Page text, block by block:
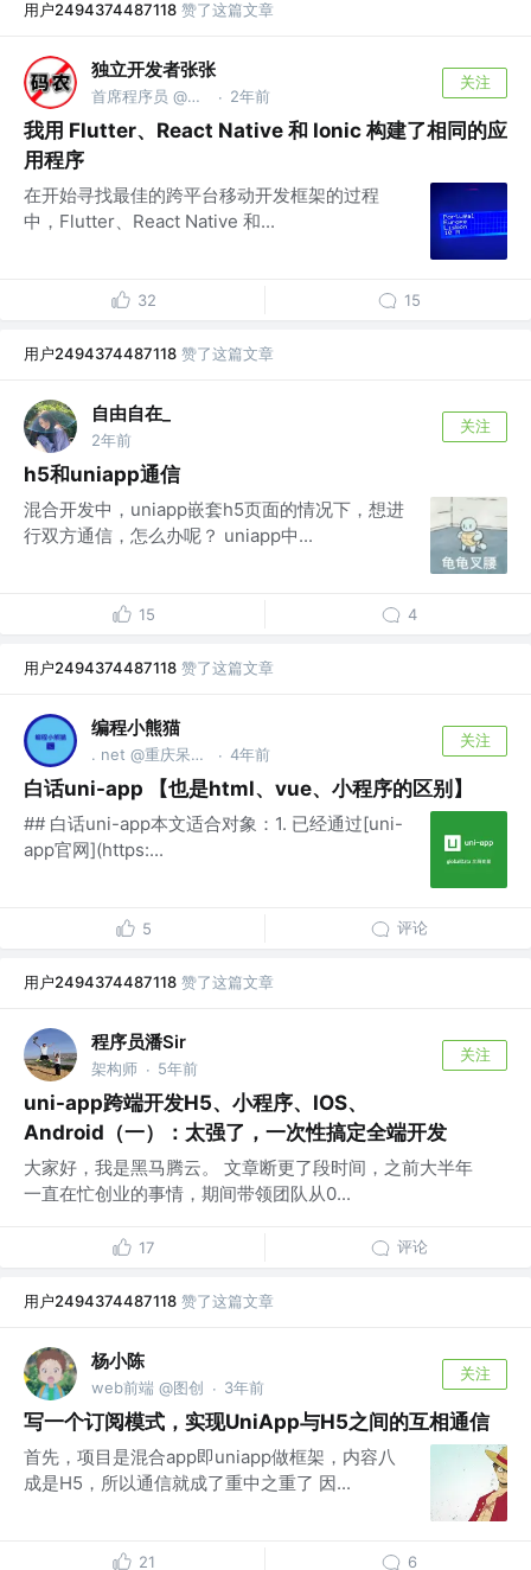
用户2494374487118 赞了这篇文章
独立开发者张张
首席程序员 @上海码码科技中心 · 2年前
关注
我用 Flutter、React Native 和 Ionic 构建了相同的应
用程序
在开始寻找最佳的跨平台移动开发框架的过程
中，Flutter、React Native 和...
32 15
用户2494374487118 赞了这篇文章
自由自在_
2年前
关注
h5和uniapp通信
混合开发中，uniapp嵌套h5页面的情况下，想进
行双方通信，怎么办呢？ uniapp中...
15 4
用户2494374487118 赞了这篇文章
编程小熊猫
. net @重庆呆萌索尔科技有限公司 · 4年前
关注
白话uni-app 【也是html、vue、小程序的区别】
## 白话uni-app本文适合对象：1. 已经通过[uni-
app官网](https:...
5 评论
用户2494374487118 赞了这篇文章
程序员潘Sir
架构师 · 5年前
关注
uni-app跨端开发H5、小程序、IOS、
Android（一）：太强了，一次性搞定全端开发
大家好，我是黑马腾云。 文章断更了段时间，之前大半年
一直在忙创业的事情，期间带领团队从0...
17 评论
用户2494374487118 赞了这篇文章
杨小陈
web前端 @图创 · 3年前
关注
写一个订阅模式，实现UniApp与H5之间的互相通信
首先，项目是混合app即uniapp做框架，内容八
成是H5，所以通信就成了重中之重了 因...
21 6